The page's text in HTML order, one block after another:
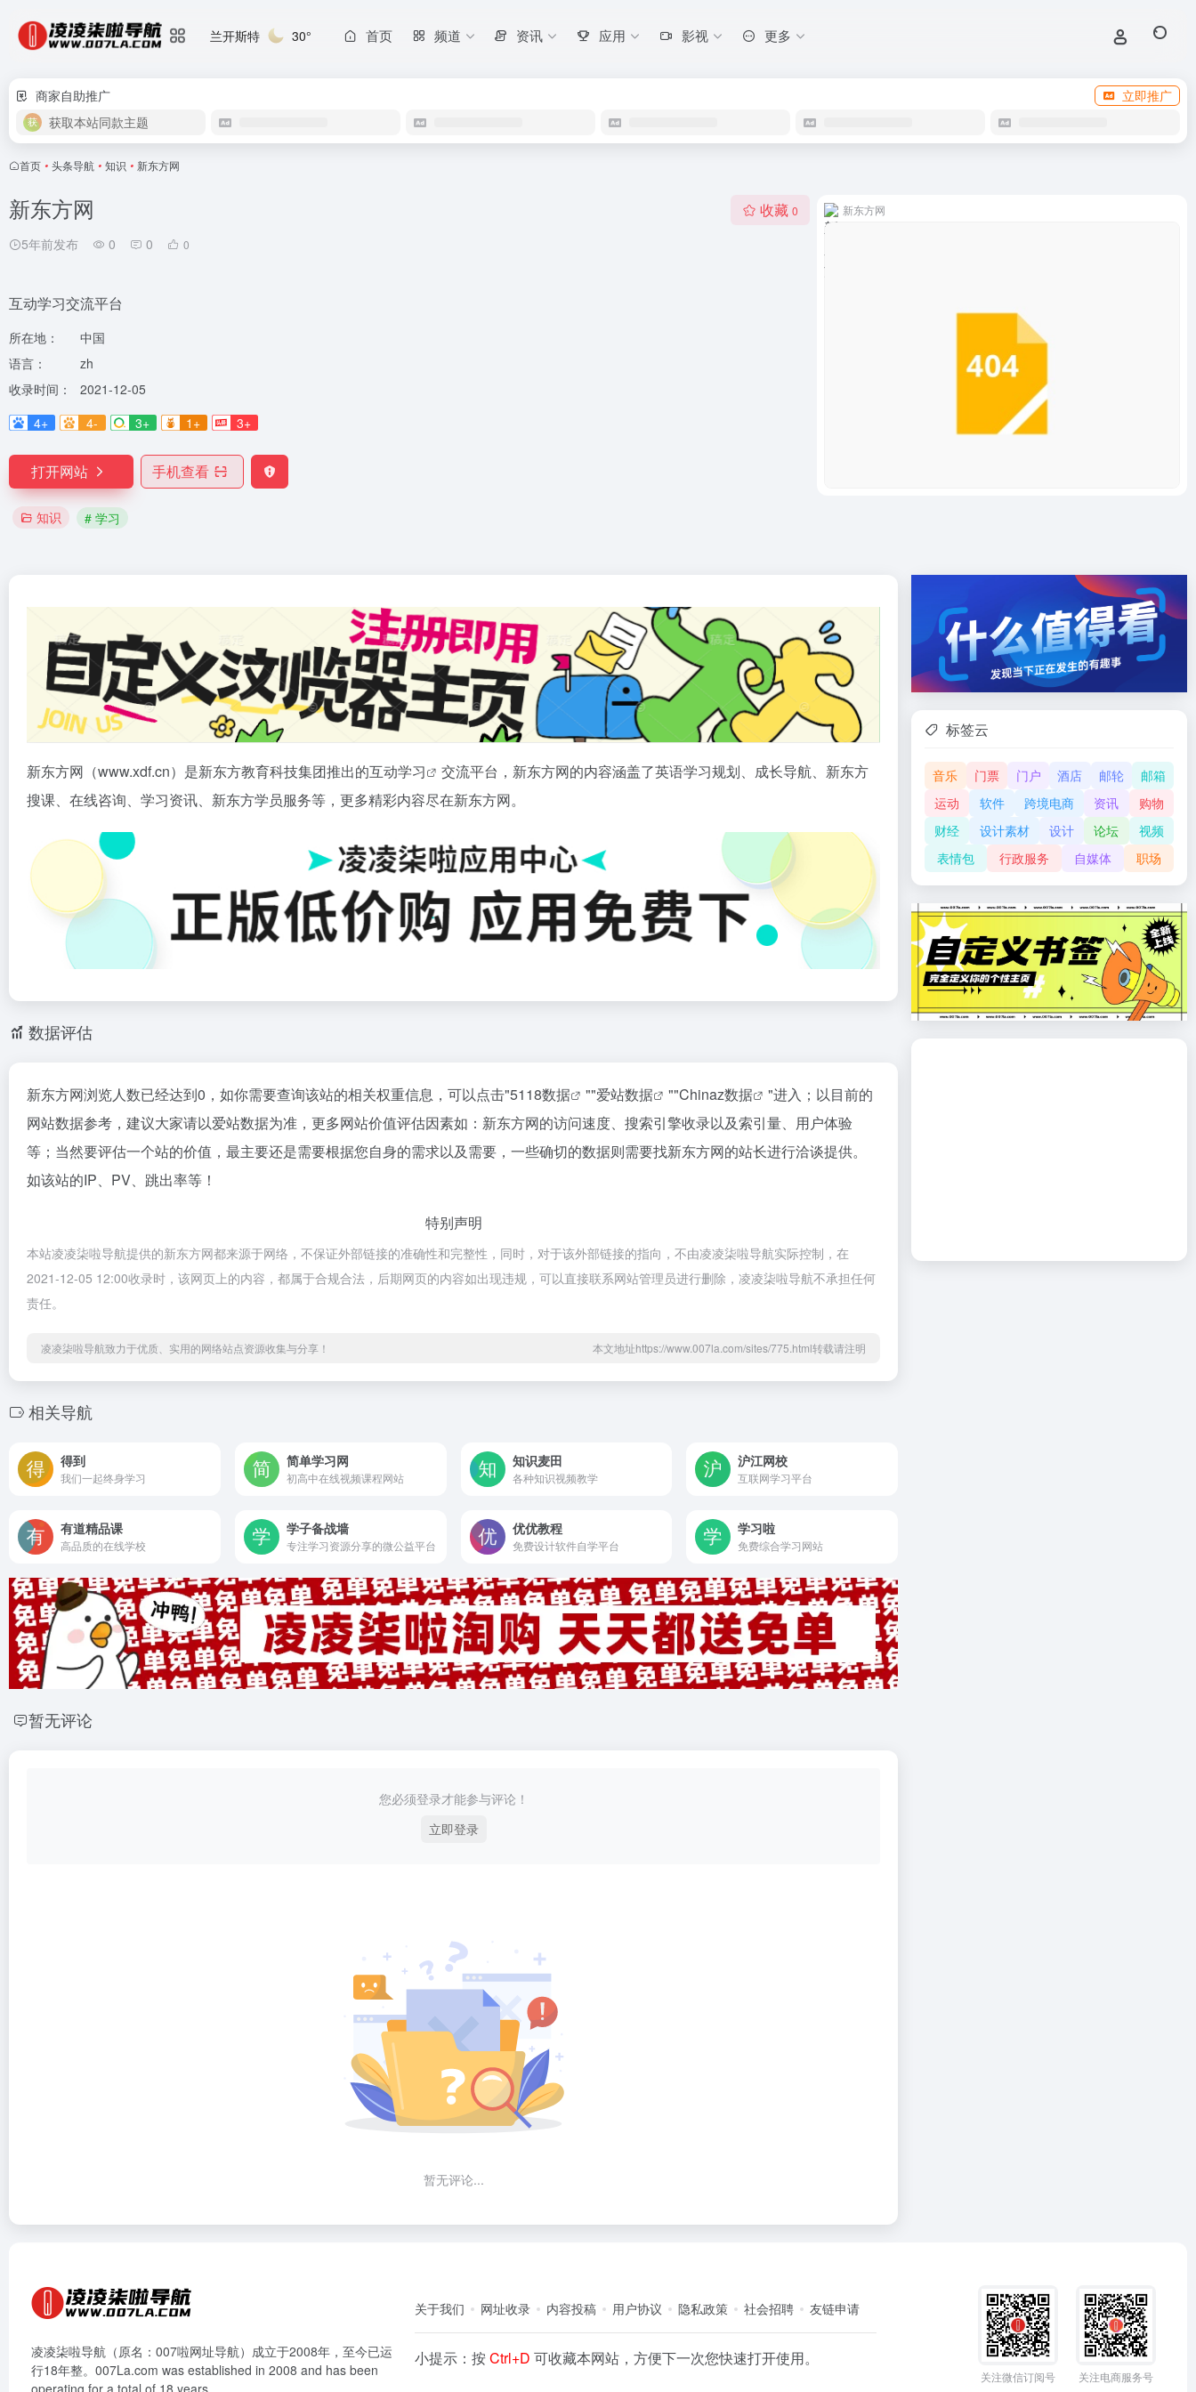
兰开斯特 30° 首页 频道 资讯 应用 影视 更多
商家自助推广
立即推广
获取本站同款主题
首页 • 头条导航 • 知识 • 新东方网
新东方网
5年前发布 0 0 0
收藏 0
互动学习交流平台
所在地：
中国
语言：
zh
收录时间：
2021-12-05
4+
4- 3+ 1+ 3+
打开网站 手机查看
知识 # 学习
新东方网
新东方网（www.xdf.cn）是新东方教育科技集团推出的互动学习
交流平台，新东方网的内容涵盖了英语学习规划、成长导航、新东方
搜课、在线咨询、学习资讯、新东方学员服务等，更多精彩内容尽在新东方网。
数据评估
新东方网浏览人数已经达到0，如你需要查询该站的相关权重信息，可以点击"5118数据 ""爱站数据 ""Chinaz数据
"进入；以目前的
网站数据参考，建议大家请以爱站数据为准，更多网站价值评估因素如：新东方网的访问速度、搜索引擎收录以及索引量、用户体验
等；当然要评估一个站的价值，最主要还是需要根据您自身的需求以及需要，一些确切的数据则需要找新东方网的站长进行洽谈提供。
如该站的IP、PV、跳出率等！
特别声明
本站凌凌柒啦导航提供的新东方网都来源于网络，不保证外部链接的准确性和完整性，同时，对于该外部链接的指向，不由凌凌柒啦导航实际控制，在
2021-12-05 12:00收录时，该网页上的内容，都属于合规合法，后期网页的内容如出现违规，可以直接联系网站管理员进行删除，凌凌柒啦导航不承担任何
责任。
凌凌柒啦导航致力于优质、实用的网络站点资源收集与分享！ 本文地址https://www.007la.com/sites/775.html转载请注明
相关导航
得到
我们一起终身学习
简单学习网
初高中在线视频课程网站
知识麦田
各种知识视频教学
沪江网校
互联网学习平台
有道精品课
高品质的在线学校
学子备战墙
专注学习资源分享的微公益平台
优优教程
免费设计软件自学平台
学习啦
免费综合学习网站
暂无评论
您必须登录才能参与评论！
立即登录
暂无评论...
标签云
音乐 门票 门户 酒店 邮轮
邮箱
运动
软件 跨境电商 资讯
购物
财经
设计素材 设计 论坛
视频
表情包
行政服务 自媒体 职场
凌凌柒啦导航（原名：007啦网址导航）成立于2008年，至今已运
行18年整。007La.com was established in 2008 and has been
operating for a total of 18 years.
关于我们 网址收录 内容投稿 用户协议 隐私政策 社会招聘 友链申请
小提示：按Ctrl+D可收藏本网站，方便下一次您快速打开使用。
关注微信订阅号 关注电商服务号